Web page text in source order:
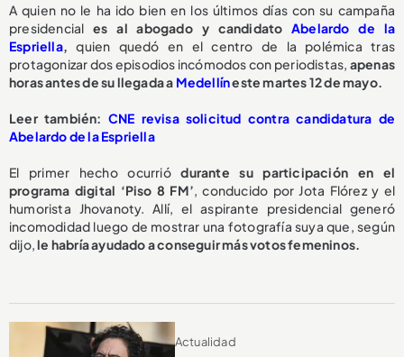
A quien no le ha ido bien en los últimos días con su campaña
presidencial es al abogado y candidatoAbelardo de la
Espriella, quien quedó en el centro de la polémica tras
protagonizar dos episodios incómodos con periodistas, apenas
horas antes de su llegada a Medellíneste martes 12 de mayo.
Leer también: CNE revisa solicitud contra candidatura de
Abelardo de la Espriella
El primer hecho ocurriódurante su participación en el
programa digital ‘Piso 8 FM’, conducido por Jota Flórez y el
humorista Jhovanoty. Allí, el aspirante presidencial generó
incomodidad luego de mostrar una fotografía suya que, según
dijo,le habría ayudado a conseguir más votos femeninos.
Actualidad